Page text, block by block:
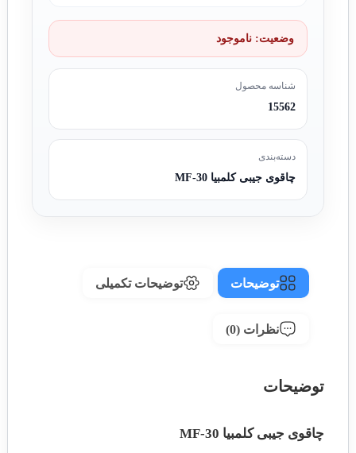
وضعیت: ناموجود
شناسه محصول
15562
دسته‌بندی
چاقوی جیبی کلمبیا MF-30
توضیحات توضیحات تکمیلی
نظرات (0)
توضیحات
چاقوی جیبی کلمبیا MF-30